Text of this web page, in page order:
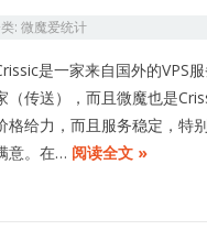
: 微魔爱统计
是一家来自国外的VPS
（传送），而且微魔也是
格给力，而且服务稳定，特
意。在… 阅读全文 »